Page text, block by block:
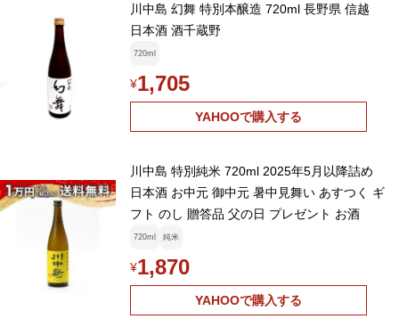
川中島 幻舞 特別本醸造 720ml 長野県 信越
日本酒 酒千蔵野
720ml
¥1,705
YAHOOで購入する
川中島 特別純米 720ml 2025年5月以降詰め
日本酒 お中元 御中元 暑中見舞い あすつく ギ
フト のし 贈答品 父の日 プレゼント お酒
720ml 純米
¥1,870
YAHOOで購入する